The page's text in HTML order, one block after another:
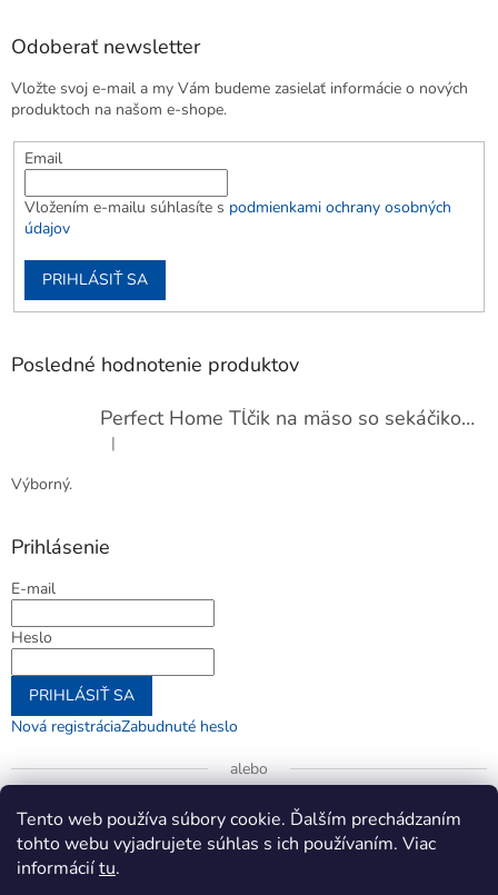
Tento web používa súbory cookie. Ďalším prechádzaním
tohto webu vyjadrujete súhlas s ich používaním. Viac
informáciítu.
Odoberať newsletter
Vložte svoj e-mail a my Vám budeme zasielať informácie o nových
produktoch na našom e-shope.
Email
Vložením e-mailu súhlasíte s podmienkami ochrany osobných
údajov
PRIHLÁSIŤ SA
Posledné hodnotenie produktov
Perfect Home Tĺčik na mäso so sekáčikom, 56893
Hodnotenie produktu je 5 z 5 hviezdičiek.
|
Výborný.
Prihlásenie
E-mail
Heslo
PRIHLÁSIŤ SA
Nová registráciaZabudnuté heslo
alebo
Prihlásiť sa cez Google